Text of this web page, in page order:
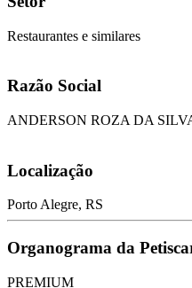
Restaurantes e similares
Razão Social
ANDERSON ROZA DA
Localização
Porto Alegre, RS
Organograma da
PREMIUM